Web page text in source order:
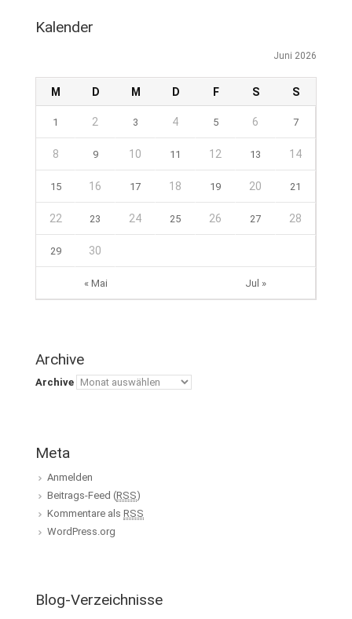
Kalender
Juni 2026
M D M D F S S
« Mai Jul »
1 2 3 4 5 6 7
8 9 10 11 12 13 14
15 16 17 18 19 20 21
22 23 24 25 26 27 28
29 30
Archive
Archive
Meta
Anmelden
Beitrags-Feed (RSS)
Kommentare als RSS
WordPress.org
Blog-Verzeichnisse